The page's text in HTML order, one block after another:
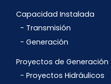
Capacidad Instalada
Transmisión
Generación
Proyectos de Generación
Proyectos Hidráulicos